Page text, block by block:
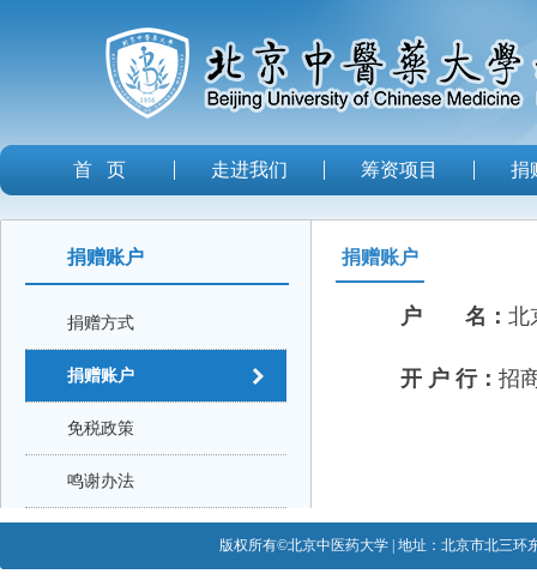
首 页 走进我们 筹资项目 捐
捐赠账户
捐赠方式
捐赠账户
免税政策
鸣谢办法
捐赠账户
户 名： 北
开 户 行： 招
版权所有©北京中医药大学 | 地址：北京市